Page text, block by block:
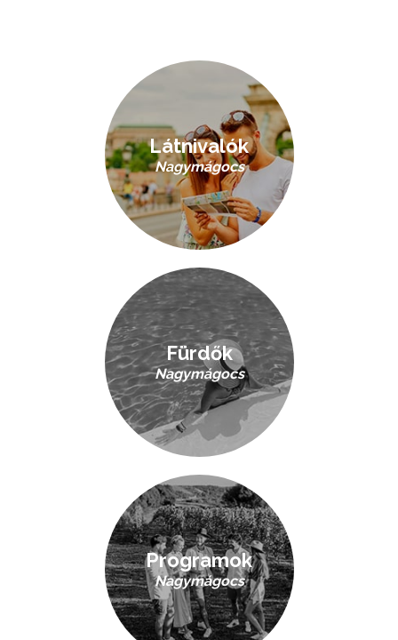
Látnivalók
Nagymágocs
Fürdők
Nagymágocs
Programok
Nagymágocs